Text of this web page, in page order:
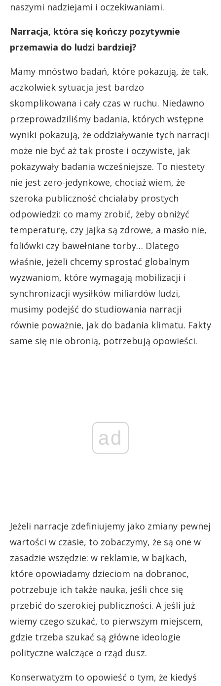
naszymi nadziejami i oczekiwaniami.
Narracja, która się kończy pozytywnie
przemawia do ludzi bardziej?
Mamy mnóstwo badań, które pokazują, że tak,
aczkolwiek sytuacja jest bardzo
skomplikowana i cały czas w ruchu. Niedawno
przeprowadziliśmy badania, których wstępne
wyniki pokazują, że oddziaływanie tych narracji
może nie być aż tak proste i oczywiste, jak
pokazywały badania wcześniejsze. To niestety
nie jest zero-jedynkowe, chociaż wiem, że
szeroka publiczność chciałaby prostych
odpowiedzi: co mamy zrobić, żeby obniżyć
temperaturę, czy jajka są zdrowe, a masło nie,
foliówki czy bawełniane torby… Dlatego
właśnie, jeżeli chcemy sprostać globalnym
wyzwaniom, które wymagają mobilizacji i
synchronizacji wysiłków miliardów ludzi,
musimy podejść do studiowania narracji
równie poważnie, jak do badania klimatu. Fakty
same się nie obronią, potrzebują opowieści.
ad
Jeżeli narracje zdefiniujemy jako zmiany pewnej
wartości w czasie, to zobaczymy, że są one w
zasadzie wszędzie: w reklamie, w bajkach,
które opowiadamy dzieciom na dobranoc,
potrzebuje ich także nauka, jeśli chce się
przebić do szerokiej publiczności. A jeśli już
wiemy czego szukać, to pierwszym miejscem,
gdzie trzeba szukać są główne ideologie
polityczne walczące o rząd dusz.
Konserwatyzm to opowieść o tym, że kiedyś